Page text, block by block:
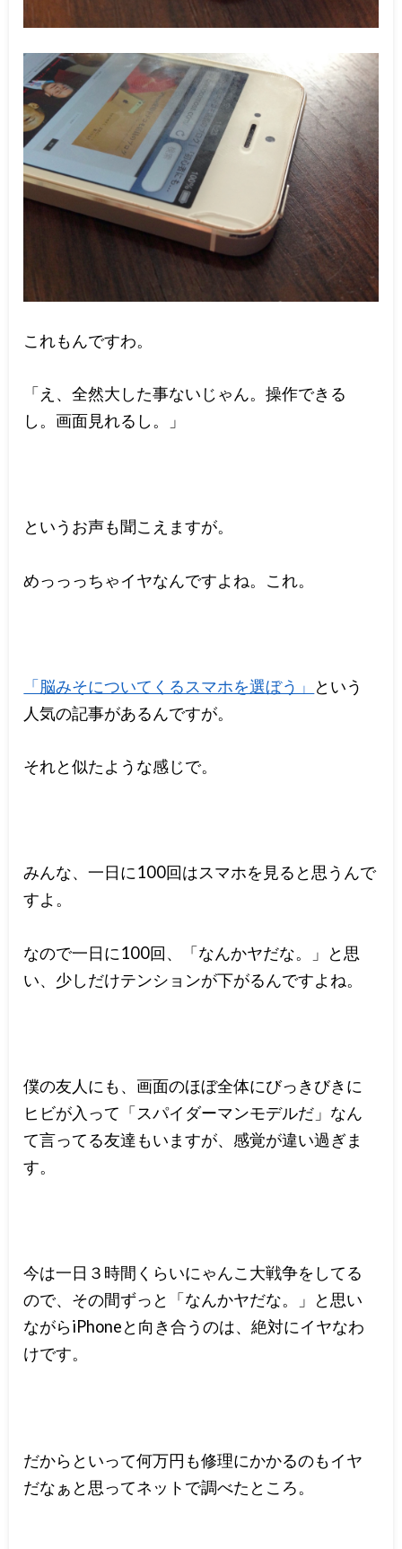
これもんですわ。
「え、全然大した事ないじゃん。操作できる
し。画面見れるし。」
というお声も聞こえますが。
めっっっちゃイヤなんですよね。これ。
「脳みそについてくるスマホを選ぼう」 という
人気の記事があるんですが。
それと似たような感じで。
みんな、一日に100回はスマホを見ると思うんで
すよ。
なので一日に100回、「なんかヤだな。」と思
い、少しだけテンションが下がるんですよね。
僕の友人にも、画面のほぼ全体にびっきびきに
ヒビが入って「スパイダーマンモデルだ」なん
て言ってる友達もいますが、感覚が違い過ぎま
す。
今は一日３時間くらいにゃんこ大戦争をしてる
ので、その間ずっと「なんかヤだな。」と思い
ながらiPhoneと向き合うのは、絶対にイヤなわ
けです。
だからといって何万円も修理にかかるのもイヤ
だなぁと思ってネットで調べたところ。